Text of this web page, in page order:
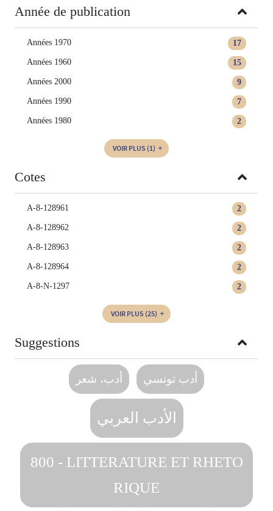
Année de publication
17
Années 1970
15
Années 1960
9
Années 2000
7
Années 1990
2
Années 1980
VOIR PLUS (1)
Cotes
2
A-8-128961
2
A-8-128962
2
A-8-128963
2
A-8-128964
2
A-8-N-1297
VOIR PLUS (25)
Suggestions
أدب، شعر أدب تونسي
الأدب العربي
800 - LITTERATURE ET RHETO
RIQUE